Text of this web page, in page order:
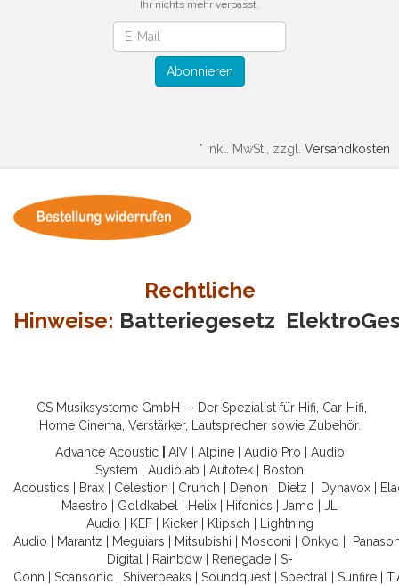
Ihr nichts mehr verpasst.
Abonnieren
* inkl. MwSt., zzgl. Versandkosten
Rechtliche
Hinweise: Batteriegesetz
CS Musiksysteme GmbH -- Der Spezialist für Hifi, Car-Hifi,
Home Cinema, Verstärker, Lautsprecher sowie Zubehör.
Advance Acoustic
AIV| Alpine| Audio Pro
Audio
System
Audiolab Autotek
Boston
Acoustics
Brax Celestion Crunch Denon Dietz Dynavox
Maestro
Goldkabel Helix Hifonics Jamo
JL
Audio
KEF| Kicker| Klipsch
Lightning
Audio
Marantz Meguiars Mitsubishi Mosconi Onkyo
Digital
Rainbow| Renegade| S-
Conn
Scansonic Shiverpeaks Soundquest Spectral Sunfire